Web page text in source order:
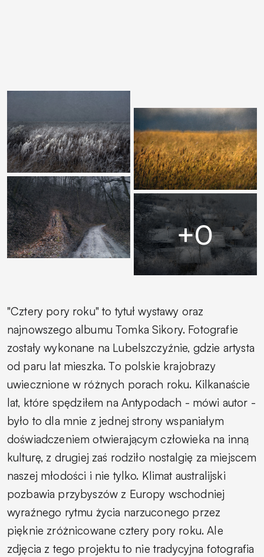
"Cztery pory roku" to tytuł wystawy oraz
najnowszego albumu Tomka Sikory. Fotografie
zostały wykonane na Lubelszczyźnie, gdzie artysta
od paru lat mieszka. To polskie krajobrazy
uwiecznione w różnych porach roku. Kilkanaście
lat, które spędziłem na Antypodach - mówi autor -
było to dla mnie z jednej strony wspaniałym
doświadczeniem otwierającym człowieka na inną
kulturę, z drugiej zaś rodziło nostalgię za miejscem
naszej młodości i nie tylko. Klimat australijski
pozbawia przybyszów z Europy wschodniej
wyraźnego rytmu życia narzuconego przez
pięknie zróżnicowane cztery pory roku. Ale
zdjęcia z tego projektu to nie tradycyjna fotografia